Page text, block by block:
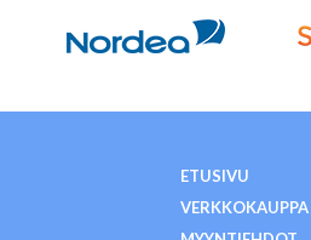
ETUSIVU
VERKKOKAUPPA